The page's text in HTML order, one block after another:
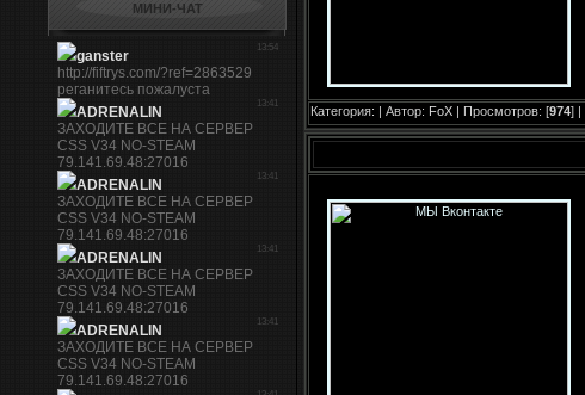
МИНИ-ЧАТ
Категория: | Автор: FoX | Просмотров: [974] |